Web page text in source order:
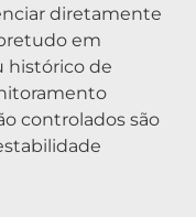
diretamente
em
histórico de
controlados são